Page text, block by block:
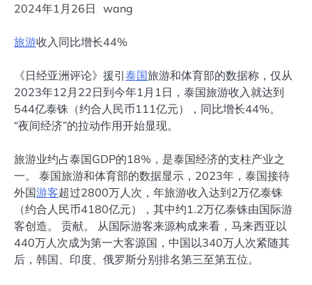
2024年1月26日 wang
旅游收入同比增长44%
《日经亚洲评论》援引泰国旅游和体育部的数据称，仅从
2023年12月22日到今年1月1日，泰国旅游收入就达到
544亿泰铢（约合人民币111亿元），同比增长44%。
“夜间经济”的拉动作用开始显现。
旅游业约占泰国GDP的18%，是泰国经济的支柱产业之
一。 泰国旅游和体育部的数据显示，2023年，泰国接待
外国游客超过2800万人次，年旅游收入达到2万亿泰铢
（约合人民币4180亿元），其中约1.2万亿泰铢由国际游
客创造。 贡献。 从国际游客来源构成来看，马来西亚以
440万人次成为第一大客源国，中国以340万人次紧随其
后，韩国、印度、俄罗斯分别排名第三至第五位。